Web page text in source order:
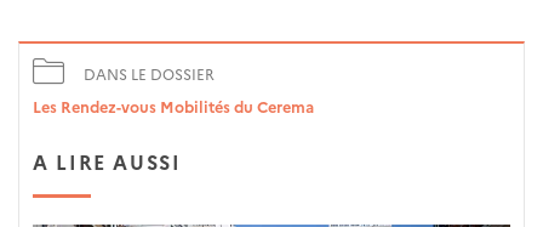
DANS LE DOSSIER
Les Rendez-vous Mobilités du Cerema
A LIRE AUSSI